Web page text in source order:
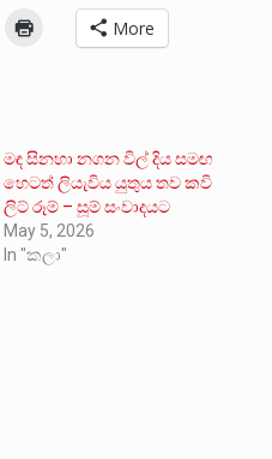
More
මඳ සිනහා නගන විල් දිය සමඟ
හෙටත් ලියැවිය යුතුය තව කවි
ලිට් රූම් – සූම් සංවාදයට
May 5, 2026
In "කලා"